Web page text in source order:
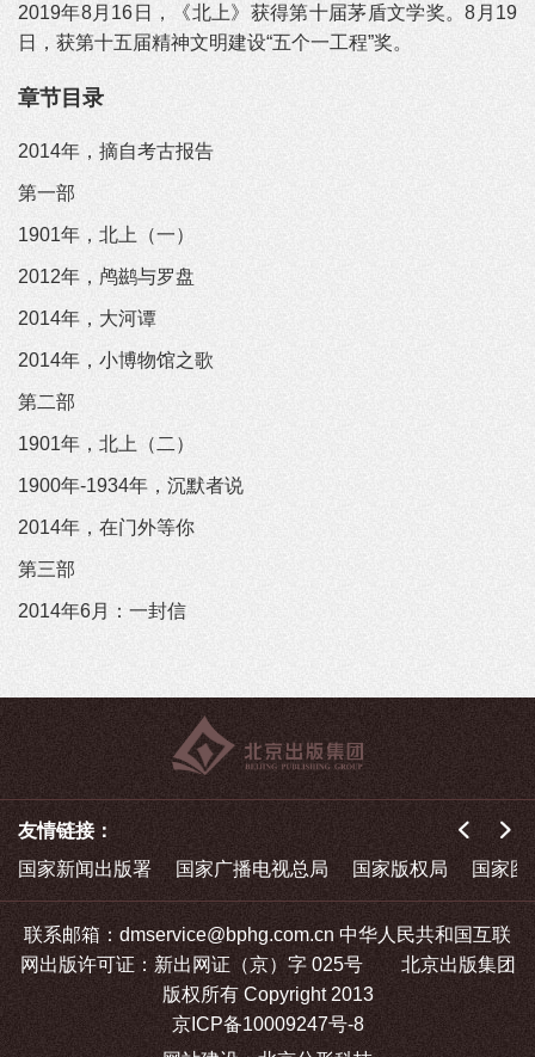
2019年8月16日，《北上》获得第十届茅盾文学奖。8月19
日，获第十五届精神文明建设“五个一工程”奖。
章节目录
2014年，摘自考古报告
第一部
1901年，北上（一）
2012年，鸬鹚与罗盘
2014年，大河谭
2014年，小博物馆之歌
第二部
1901年，北上（二）
1900年-1934年，沉默者说
2014年，在门外等你
第三部
2014年6月：一封信
友情链接：
国家新闻出版署
国家广播电视总局 国家版权局 国家图
联系邮箱：dmservice@bphg.com.cn 中华人民共和国互联
网出版许可证：新出网证（京）字 025号 北京出版集团
版权所有 Copyright 2013
京ICP备10009247号-8